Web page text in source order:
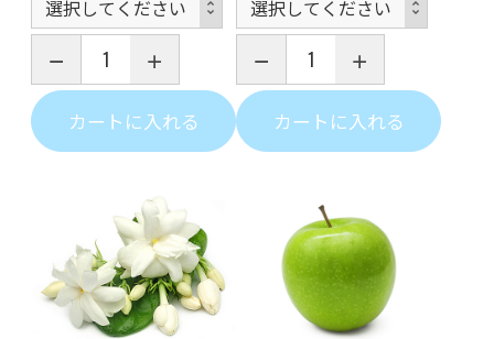
カートに入れる カートに入れる